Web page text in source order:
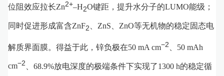
位阻效应拉长Zn2+–H2O键距，提升水分子的LUMO能级；
同时促进形成富含ZnF2 、ZnS、ZnO等无机物的稳定固态电
解质界面膜。得益于此，锌负极在50 mA cm−2 、50 mAh
cm−2 、68.9%放电深度的极端条件下实现了1300 h的稳定循